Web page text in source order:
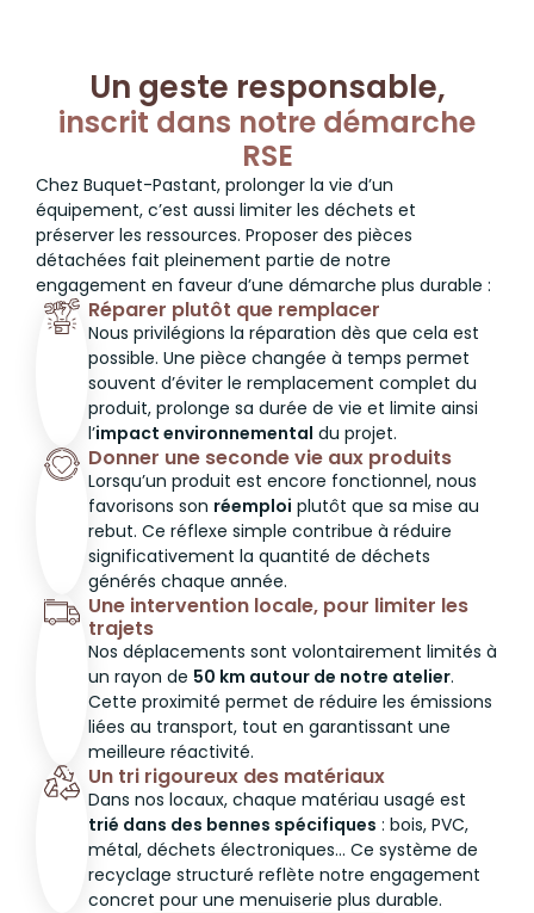
Un geste responsable,
inscrit dans notre démarche
RSE
Chez Buquet-Pastant, prolonger la vie d’un
équipement, c’est aussi limiter les déchets et
préserver les ressources. Proposer des pièces
détachées fait pleinement partie de notre
engagement en faveur d’une démarche plus durable :
Réparer plutôt que remplacer
Nous privilégions la réparation dès que cela est
possible. Une pièce changée à temps permet
souvent d’éviter le remplacement complet du
produit, prolonge sa durée de vie et limite ainsi
l’impact environnemental du projet.
Donner une seconde vie aux produits
Lorsqu’un produit est encore fonctionnel, nous
favorisons son réemploi plutôt que sa mise au
rebut. Ce réflexe simple contribue à réduire
significativement la quantité de déchets
générés chaque année.
Une intervention locale, pour limiter les
trajets
Nos déplacements sont volontairement limités à
un rayon de 50 km autour de notre atelier.
Cette proximité permet de réduire les émissions
liées au transport, tout en garantissant une
meilleure réactivité.
Un tri rigoureux des matériaux
Dans nos locaux, chaque matériau usagé est
trié dans des bennes spécifiques : bois, PVC,
métal, déchets électroniques… Ce système de
recyclage structuré reflète notre engagement
concret pour une menuiserie plus durable.